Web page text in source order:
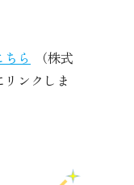
ちら
（株式
ンクしま